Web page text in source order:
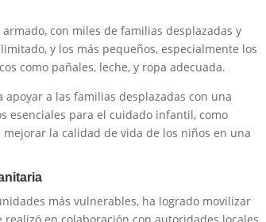
con miles de familias desplazadas y
y los más pequeños, especialmente los
como pañales, leche, y ropa adecuada.
a las familias desplazadas con una
esenciales para el cuidado infantil, como
la calidad de vida de los niños en una
más vulnerables, ha logrado movilizar
en colaboración con autoridades locales